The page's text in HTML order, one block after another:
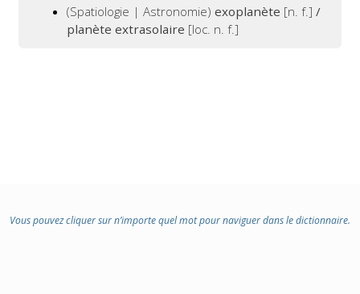
(Spatiologie | Astronomie)exoplanète [n. f.] /
planète extrasolaire [loc. n. f.]
Vous pouvez cliquer sur n’importe quel mot pour naviguer dans le dictionnaire.